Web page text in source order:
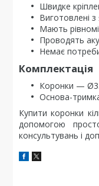
Швидке
Виготовлені з
Мають
Проводять
Немає
Комплектація
Коронки —
Основа-
Купити коронки
допомогою
консультувань і